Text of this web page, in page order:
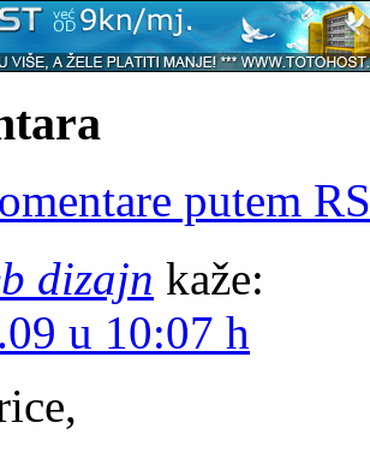
putem
dizajn kaže:
u 10:07 h